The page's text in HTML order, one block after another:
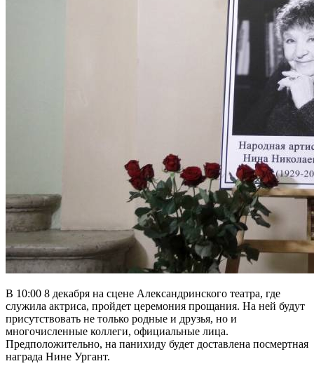
В 10:00 8 декабря на сцене Александринского театра, где
служила актриса, пройдет церемония прощания. На ней будут
присутствовать не только родные и друзья, но и
многочисленные коллеги, официальные лица.
Предположительно, на панихиду будет доставлена посмертная
награда Нине Ургант.